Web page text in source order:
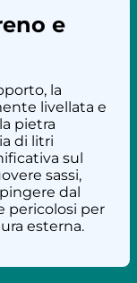
e
la
livellata e
pietra
di litri
sul
sassi,
dal
pericolosi per
esterna.